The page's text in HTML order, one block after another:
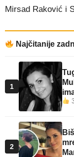
Mirsad Raković i
Najčitanije
1
2